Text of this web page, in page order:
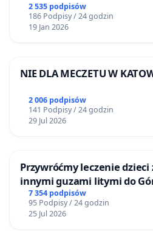
2 535 podpisów
186 Podpisy / 24 godzin
19 Jan 2026
NIE DLA MECZETU W
2 006 podpisów
141 Podpisy / 24 godzin
29 Jul 2026
Przywróćmy leczenie
innymi guzami litymi do
Centrum Zdrowia Dziecka
7 354 podpisów
95 Podpisy / 24 godzin
25 Jul 2026